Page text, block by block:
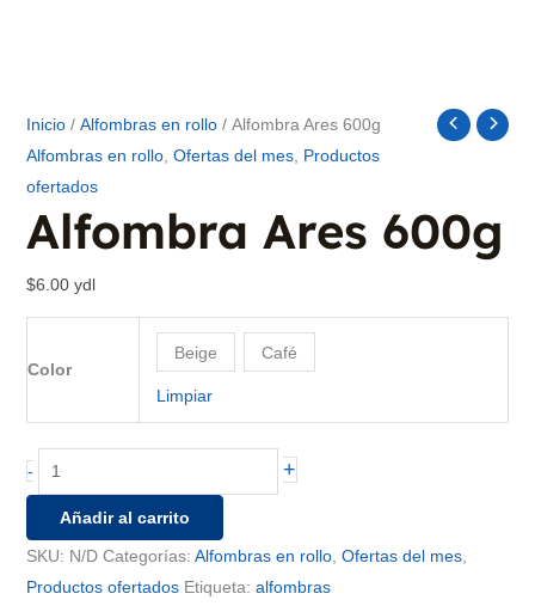
Inicio/ Alfombras en rollo/ Alfombra Ares 600g
Alfombras en rollo, Ofertas del mes, Productos
ofertados
Alfombra Ares 600g
$6.00 ydl
Color
Beige Café
Limpiar
-
Alfombra
Ares
600g
cantidad
+
Añadir al carrito
SKU: N/D Categorías: Alfombras en rollo, Ofertas del mes,
Productos ofertados Etiqueta: alfombras